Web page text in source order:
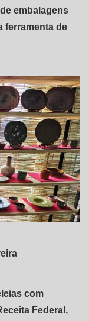
embalagens
ferramenta de
com
Federal,